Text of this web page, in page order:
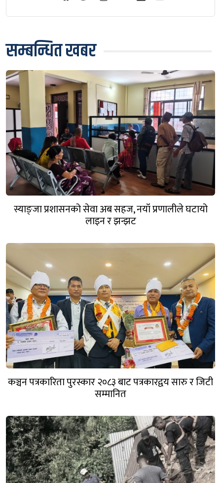
सम्बन्धित खबर
स्याङ्जा प्रशासनको सेवा अब सहज, नयाँ प्रणालीले घटायो
लाइन र झन्झट
कञ्चन पत्रकारिता पुरस्कार २०८३ बाट पत्रकारद्वय सारु र जिटी
सम्मानित